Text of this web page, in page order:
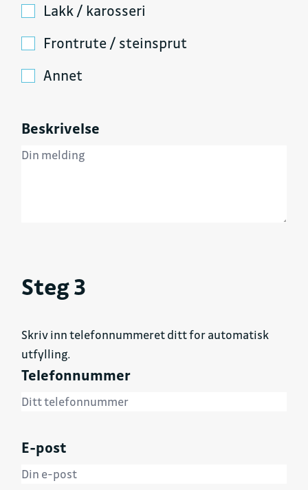
Lakk / karosseri
Frontrute / steinsprut
Annet
Beskrivelse
Steg 3
Skriv inn telefonnummeret ditt for automatisk
utfylling.
Telefonnummer
E-post